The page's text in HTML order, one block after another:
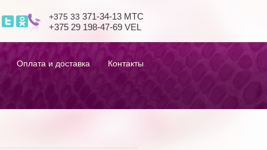
Оплата и доставка Контакты
+375 33 371-34-13 МТС
+375 29 198-47-69 VEL